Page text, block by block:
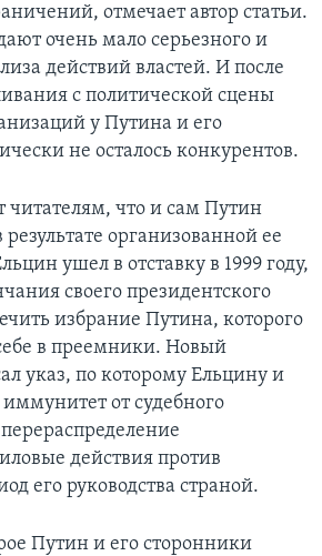
отмечает автор статьи.
очень мало серьезного и
действий властей. И после
с политической сцены
у Путина и его
не осталось конкурентов.
читателям, что и сам Путин
организованной ее
ушел в отставку в 1999 году,
своего президентского
избрание Путина, которого
в преемники. Новый
указ, по которому Ельцину и
иммунитет от судебного
действия против
его руководства страной.
Путин и его сторонники